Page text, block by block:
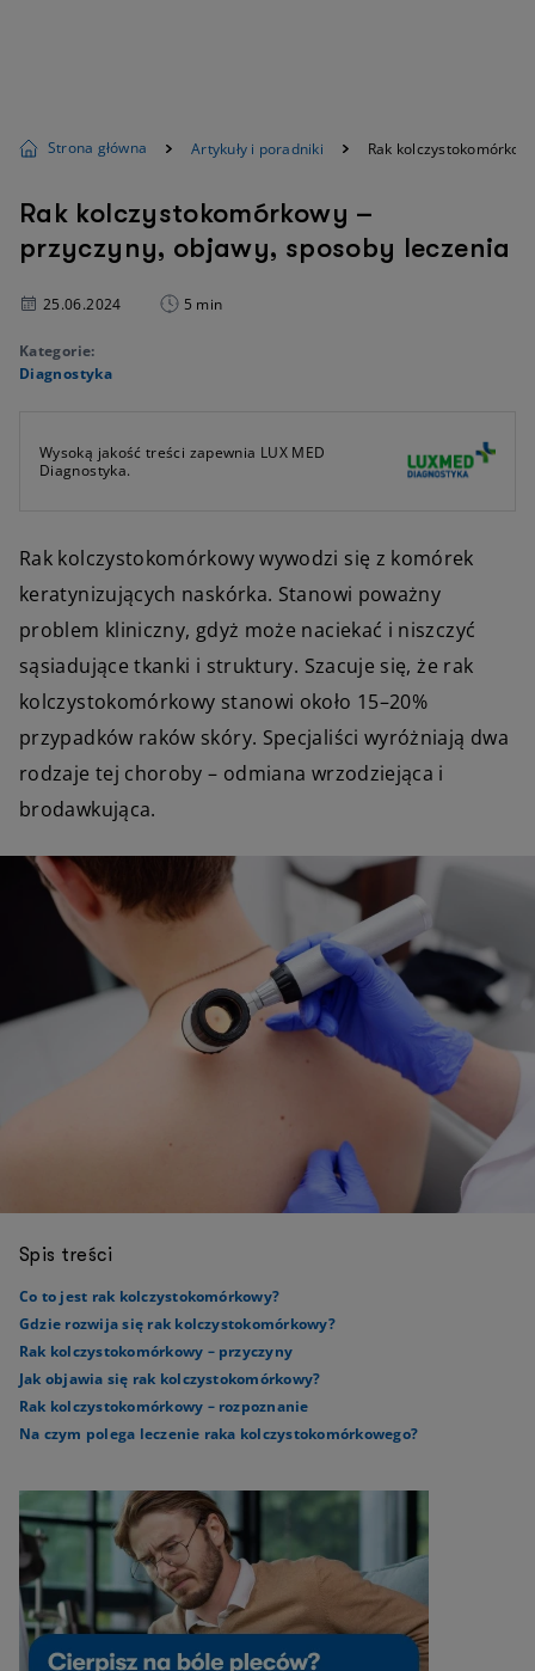
Strona główna Artykuły i poradniki Rak
Rak kolczystokomórkowy –
przyczyny, objawy, sposoby leczenia
25.06.2024 5 min
Kategorie:
Diagnostyka
Wysoką jakość treści zapewnia LUX MED
Diagnostyka.
Rak kolczystokomórkowy wywodzi się z komórek
keratynizujących naskórka. Stanowi poważny
problem kliniczny, gdyż może naciekać i niszczyć
sąsiadujące tkanki i struktury. Szacuje się, że rak
kolczystokomórkowy stanowi około 15–20%
przypadków raków skóry. Specjaliści wyróżniają dwa
rodzaje tej choroby – odmiana wrzodziejąca i
brodawkująca.
Spis treści
Co to jest rak kolczystokomórkowy?
Gdzie rozwija się rak kolczystokomórkowy?
Rak kolczystokomórkowy – przyczyny
Jak objawia się rak kolczystokomórkowy?
Rak kolczystokomórkowy – rozpoznanie
Na czym polega leczenie raka kolczystokomórkowego?